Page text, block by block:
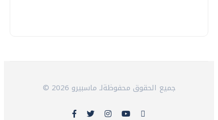
© 2026 جميع الحقوق محفوظةلـ ماسبيرو